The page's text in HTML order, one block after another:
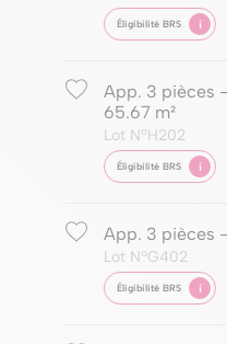
Éligibilité BRS i
App. 3 pièces -
65.67 m²
Lot NºH202
Éligibilité BRS i
App. 3 pièces
Lot NºG402
Éligibilité BRS i